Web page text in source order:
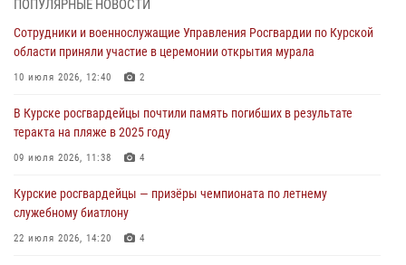
04 августа 2026, 07:00
В Курской области росгвардейцы за прошедшую неделю совершили
03 августа 2026, 09:46
За прошедшую неделю росгвардейцы Курской области проверили
30 июля 2026, 07:00
Курские росгвардейцы приняли участие в благодарственном
ПОПУЛЯРНЫЕ НОВОСТИ
Сотрудники и военнослужащие Управления Росгвардии по Курской
области приняли участие в церемонии открытия мурала
10 июля 2026, 12:40 2
В Курске росгвардейцы почтили память погибших в результате
теракта на пляже в 2025 году
09 июля 2026, 11:38 4
Курские росгвардейцы — призёры чемпионата по летнему
служебному биатлону
22 июля 2026, 14:20 4